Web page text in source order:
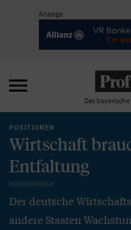
Anzeige

Das
POSITIONEN
Wirtschaft
Entfaltung
Der deutsche
andere Staaten